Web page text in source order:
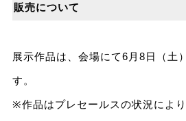
販売について
展示作品は、会場にて6月8日（土
す。
※作品はプレセールスの状況によ